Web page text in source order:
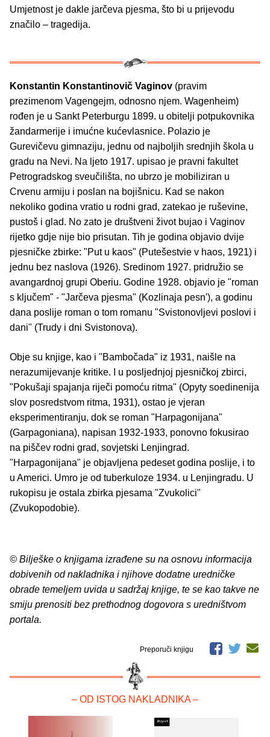
Umjetnost je dakle jarčeva pjesma, što bi u prijevodu
značilo – tragedija.
Konstantin Konstantinovič Vaginov (pravim
prezimenom Vagengejm, odnosno njem. Wagenheim)
rođen je u Sankt Peterburgu 1899. u obitelji potpukovnika
žandarmerije i imućne kućevlasnice. Polazio je
Gurevičevu gimnaziju, jednu od najboljih srednjih škola u
gradu na Nevi. Na ljeto 1917. upisao je pravni fakultet
Petrogradskog sveučilišta, no ubrzo je mobiliziran u
Crvenu armiju i poslan na bojišnicu. Kad se nakon
nekoliko godina vratio u rodni grad, zatekao je ruševine,
pustoš i glad. No zato je društveni život bujao i Vaginov
rijetko gdje nije bio prisutan. Tih je godina objavio dvije
pjesničke zbirke: "Put u kaos" (Putešestvie v haos, 1921) i
jednu bez naslova (1926). Sredinom 1927. pridružio se
avangardnoj grupi Oberiu. Godine 1928. objavio je "roman
s ključem" - "Jarčeva pjesma" (Kozlinaja pesn'), a godinu
dana poslije roman o tom romanu "Svistonovljevi poslovi i
dani" (Trudy i dni Svistonova).
Obje su knjige, kao i "Bambočada" iz 1931, naišle na
nerazumijevanje kritike. I u posljednjoj pjesničkoj zbirci,
"Pokušaji spajanja riječi pomoću ritma" (Opyty soedinenija
slov posredstvom ritma, 1931), ostao je vjeran
eksperimentiranju, dok se roman "Harpagonijana"
(Garpagoniana), napisan 1932-1933, ponovno fokusirao
na piščev rodni grad, sovjetski Lenjingrad.
"Harpagonijana" je objavljena pedeset godina poslije, i to
u Americi. Umro je od tuberkuloze 1934. u Lenjingradu. U
rukopisu je ostala zbirka pjesama "Zvukolici"
(Zvukopodobie).
© Bilješke o knjigama izrađene su na osnovu informacija
dobivenih od nakladnika i njihove dodatne uredničke
obrade temeljem uvida u sadržaj knjige, te se kao takve ne
smiju prenositi bez prethodnog dogovora s uredništvom
portala.
Preporuči knjigu
– OD ISTOG NAKLADNIKA –